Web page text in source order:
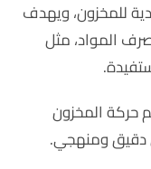
للمخزون، ويهدف
المواد، مثل
حركة المخزون
ومنهجي.